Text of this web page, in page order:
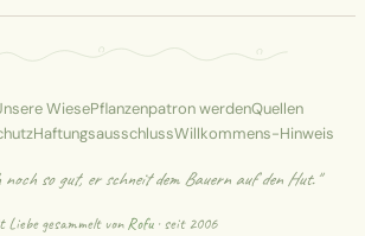
WiesePflanzenpatron werdenQuellen
HaftungsausschlussWillkommens-Hinweis
so gut, er schneit dem Bauern auf den Hut."
Liebe gesammelt vonRofu· seit 2006